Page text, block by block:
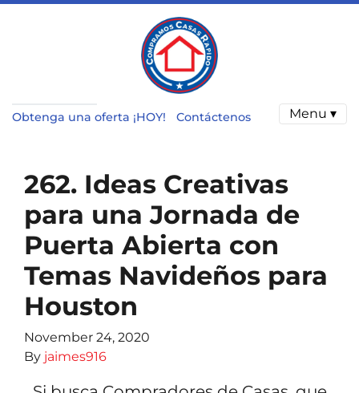
Obtenga una oferta ¡HOY! Contáctenos Menu ▾
262. Ideas Creativas
para una Jornada de
Puerta Abierta con
Temas Navideños para
Houston
November 24, 2020
By jaimes916